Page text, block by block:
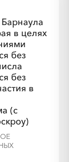
в целях
без
без
в
(с